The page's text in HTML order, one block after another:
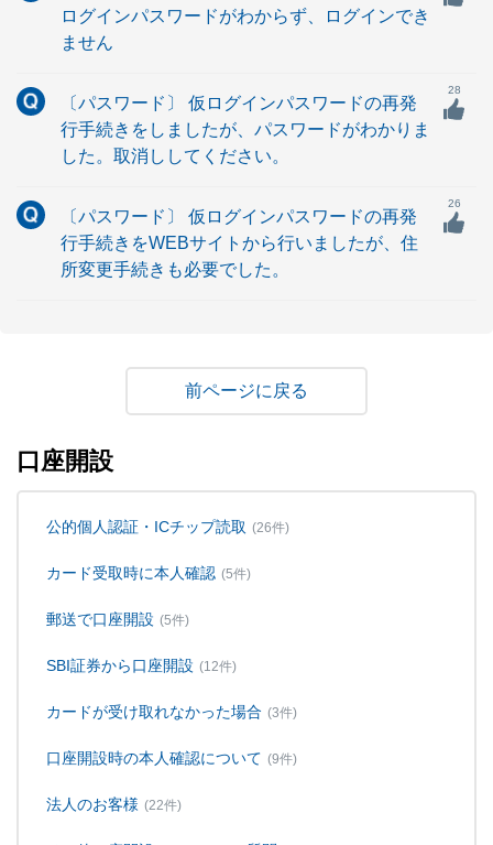
ログインパスワードがわからず、ログインでき
ません
〔パスワード〕 仮ログインパスワードの再発
行手続きをしましたが、パスワードがわかりま
した。取消ししてください。
28
〔パスワード〕 仮ログインパスワードの再発
行手続きをWEBサイトから行いましたが、住
所変更手続きも必要でした。
26
戻る
口座開設
公的個人認証・ICチップ読取 (26件)
カード受取時に本人確認 (5件)
郵送で口座開設 (5件)
SBI証券から口座開設 (12件)
カードが受け取れなかった場合 (3件)
口座開設時の本人確認について (9件)
法人のお客様 (22件)